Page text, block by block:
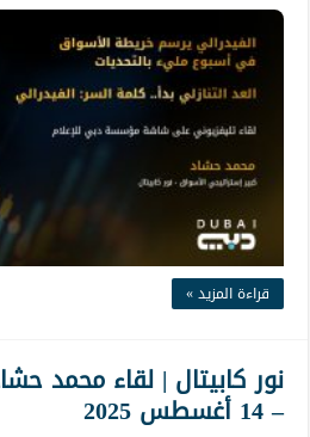
قراءة المزيد »
نور كابيتال | لقاء محمد
– 14 أغسطس 2025